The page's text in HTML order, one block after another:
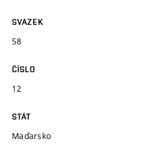
SVAZEK
58
ČÍSLO
12
STÁT
Maďarsko